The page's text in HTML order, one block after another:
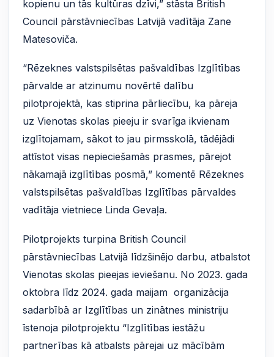
kopienu un tās kultūras dzīvi,” stāsta British
Council pārstāvniecības Latvijā vadītāja Zane
Matesoviča.
“Rēzeknes valstspilsētas pašvaldības Izglītības
pārvalde ar atzinumu novērtē dalību
pilotprojektā, kas stiprina pārliecību, ka pāreja
uz Vienotas skolas pieeju ir svarīga ikvienam
izglītojamam, sākot to jau pirmsskolā, tādējādi
attīstot visas nepieciešamās prasmes, pārejot
nākamajā izglītības posmā,” komentē Rēzeknes
valstspilsētas pašvaldības Izglītības pārvaldes
vadītāja vietniece Linda Gevaļa.
Pilotprojekts turpina British Council
pārstāvniecības Latvijā līdzšinējo darbu, atbalstot
Vienotas skolas pieejas ieviešanu. No 2023. gada
oktobra līdz 2024. gada maijam organizācija
sadarbībā ar Izglītības un zinātnes ministriju
īstenoja pilotprojektu “Izglītības iestāžu
partnerības kā atbalsts pārejai uz mācībām